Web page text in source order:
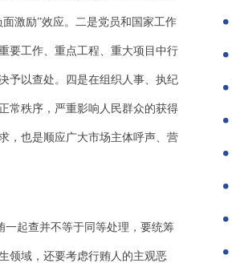
激励”效应。二是党员和国家工作
要工作、重点工程、重大项目中行
予以查处。四是在组织人事、执纪
常秩序，严重影响人民群众的获得
，也是顺应广大市场主体呼声、营
起查并不等于同等处理，要统筹
领域，还要考虑行贿人的主观恶